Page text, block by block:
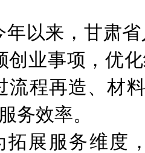
年以来，甘肃
创业事项，优
流程再造、材
务效率。
拓展服务维度